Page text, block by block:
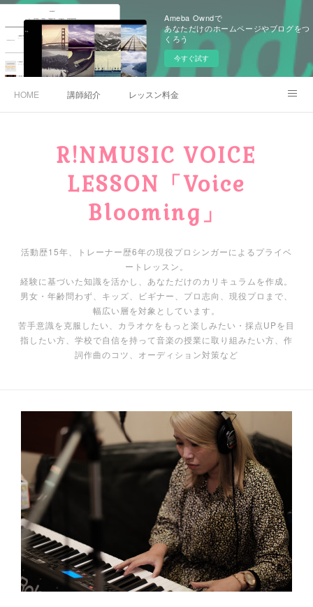
Ameba Owndで
あなただけのホームページやブログをつ
くろう
今すぐ試す
HOME 講師紹介 レッスン料金
R!NMUSIC VOICE
LESSON「Voice
Blooming」
活動歴15年、トレーナー歴6年の現役プロシンガーによるプライベ
ートレッスン。
経験に基づいた知識を活かし、あなただけのカリキュラムを作成。
男女・年齢問わず、キッズ、ビギナー、プロ志向、現役プロまで、
幅広い層を対象としています。
苦手意識を克服したい、カラオケをもっと楽しみたい・採点UPを目
指したい方、学校で自信を持って音楽の授業に取り組みたい方、作
詞作曲のコツ、オーディション対策など